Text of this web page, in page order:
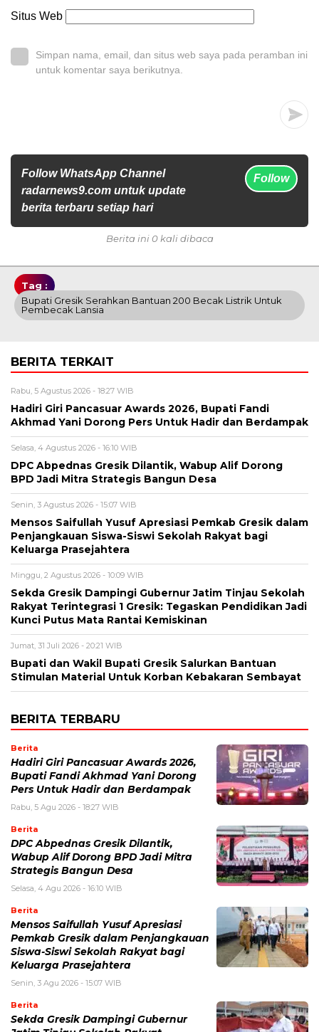
Situs Web
Simpan nama, email, dan situs web saya pada peramban ini
untuk komentar saya berikutnya.
Follow WhatsApp Channel
radarnews9.com untuk update
berita terbaru setiap hari
Follow
Berita ini 0 kali dibaca
Tag :
Bupati Gresik Serahkan Bantuan 200 Becak Listrik Untuk
Pembecak Lansia
BERITA TERKAIT
Rabu, 5 Agustus 2026 - 18:27 WIB
Hadiri Giri Pancasuar Awards 2026, Bupati Fandi
Akhmad Yani Dorong Pers Untuk Hadir dan Berdampak
Selasa, 4 Agustus 2026 - 16:10 WIB
DPC Abpednas Gresik Dilantik, Wabup Alif Dorong
BPD Jadi Mitra Strategis Bangun Desa
Senin, 3 Agustus 2026 - 15:07 WIB
Mensos Saifullah Yusuf Apresiasi Pemkab Gresik dalam
Penjangkauan Siswa-Siswi Sekolah Rakyat bagi
Keluarga Prasejahtera
Minggu, 2 Agustus 2026 - 10:09 WIB
Sekda Gresik Dampingi Gubernur Jatim Tinjau Sekolah
Rakyat Terintegrasi 1 Gresik: Tegaskan Pendidikan Jadi
Kunci Putus Mata Rantai Kemiskinan
Jumat, 31 Juli 2026 - 20:21 WIB
Bupati dan Wakil Bupati Gresik Salurkan Bantuan
Stimulan Material Untuk Korban Kebakaran Sembayat
BERITA TERBARU
Berita
Hadiri Giri Pancasuar Awards 2026,
Bupati Fandi Akhmad Yani Dorong
Pers Untuk Hadir dan Berdampak
Rabu, 5 Agu 2026 - 18:27 WIB
Berita
DPC Abpednas Gresik Dilantik,
Wabup Alif Dorong BPD Jadi Mitra
Strategis Bangun Desa
Selasa, 4 Agu 2026 - 16:10 WIB
Berita
Mensos Saifullah Yusuf Apresiasi
Pemkab Gresik dalam Penjangkauan
Siswa-Siswi Sekolah Rakyat bagi
Keluarga Prasejahtera
Senin, 3 Agu 2026 - 15:07 WIB
Berita
Sekda Gresik Dampingi Gubernur